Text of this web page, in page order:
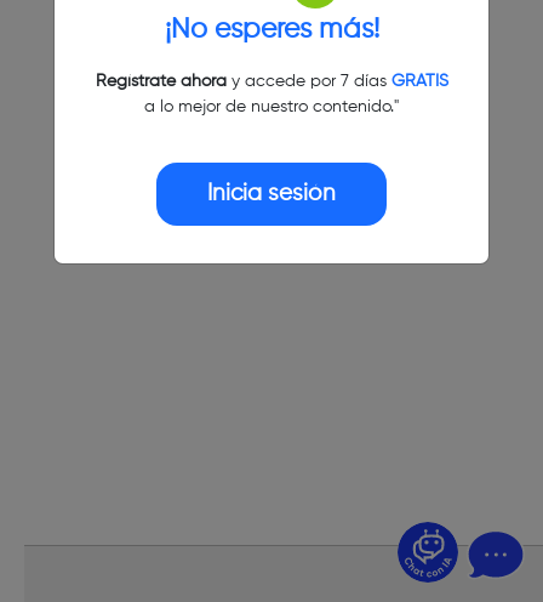
¡No esperes más!
Regístrate ahoray accede por 7 días GRATIS
a lo mejor de nuestro contenido."
Inicia sesión